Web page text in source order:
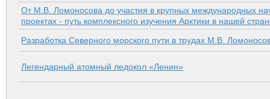
От М.В. Ломоносова до участия в крупных международных
проектах - путь комплексного изучения Арктики в нашей
Разработка Северного морского пути в трудах М.В.
Легендарный атомный ледокол «Ленин»